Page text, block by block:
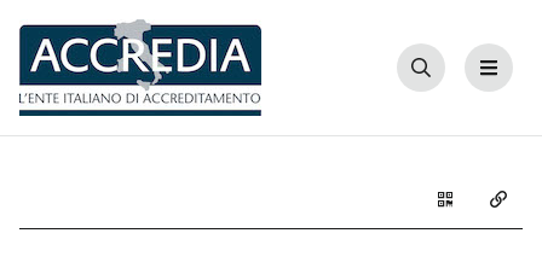
Cerca Menu
Genera il